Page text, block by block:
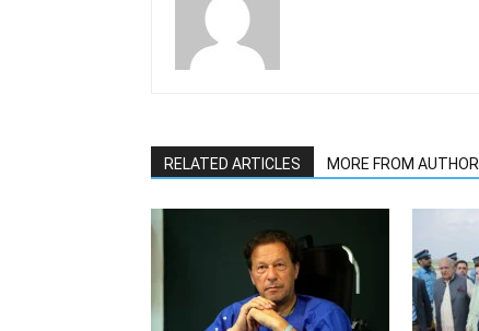
RELATED ARTICLES MORE FROM AUTHOR